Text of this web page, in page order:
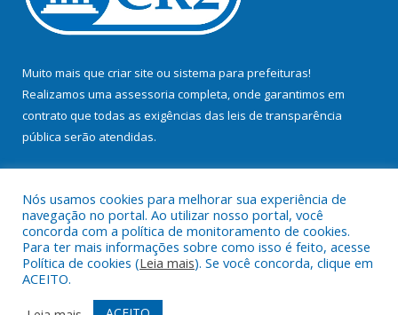
Muito mais que criar site ou sistema para prefeituras!
Realizamos uma assessoria completa, onde garantimos em
contrato que todas as exigências das leis de transparência
pública serão atendidas.
Todos os direitos reservados a Prefeitura Municipal de Bujaru.
Mapa do Site Acessar Área Administrativa
Nós usamos cookies para melhorar sua experiência de
navegação no portal. Ao utilizar nosso portal, você
concorda com a política de monitoramento de cookies.
Para ter mais informações sobre como isso é feito, acesse
Política de cookies (Leia mais). Se você concorda, clique em
ACEITO.